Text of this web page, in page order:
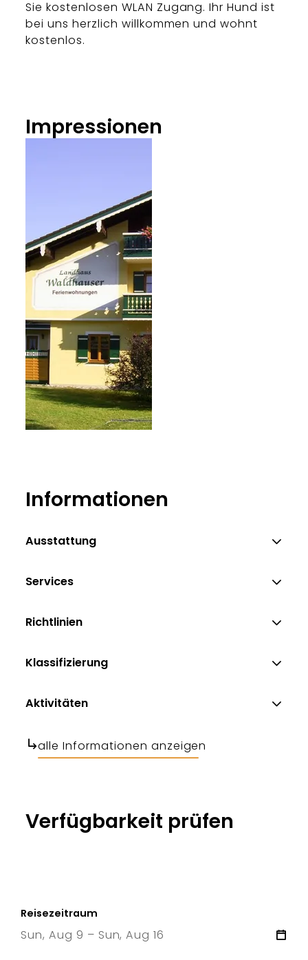
Sie kostenlosen WLAN Zugang. Ihr Hund ist
bei uns herzlich willkommen und wohnt
kostenlos.
Impressionen
Informationen
Ausstattung
Services
Richtlinien
Klassifizierung
Aktivitäten
alle Informationen anzeigen
Verfügbarkeit prüfen
Reisezeitraum
Sun, Aug 9 – Sun, Aug 16